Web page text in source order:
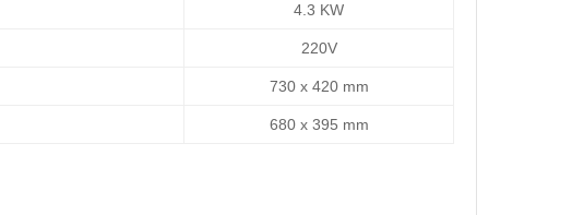
4.3 KW
220V
730 x 420 mm
680 x 395 mm